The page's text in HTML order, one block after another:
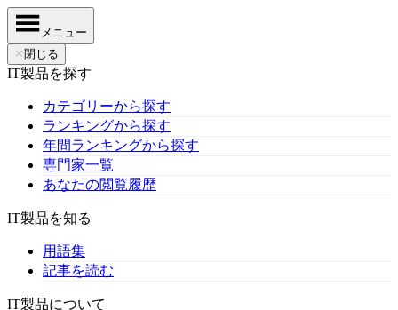
メニュー
✕ 閉じる
IT製品を探す
カテゴリーから探す
ランキングから探す
年間ランキングから探す
専門家一覧
あなたの閲覧履歴
IT製品を知る
用語集
記事を読む
IT製品について